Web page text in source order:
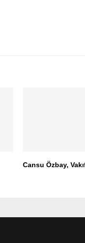
Cansu Özbay,